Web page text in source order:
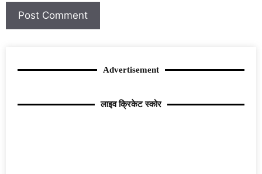
Advertisement
लाइव क्रिकेट स्कोर